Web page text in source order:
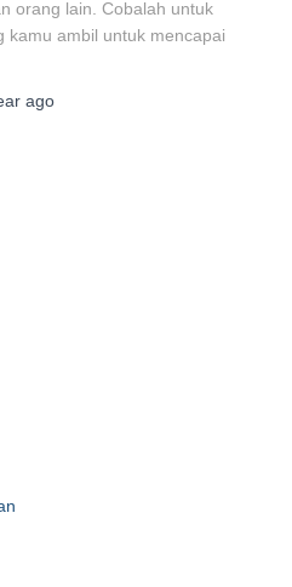
orang lain. Cobalah untuk
kamu ambil untuk mencapai
ago